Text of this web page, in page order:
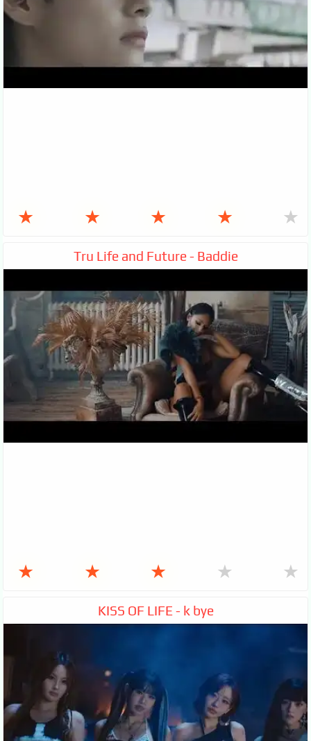
★ ★ ★ ★ ★
Tru Life and Future - Baddie
★ ★ ★ ★ ★
KISS OF LIFE - k bye